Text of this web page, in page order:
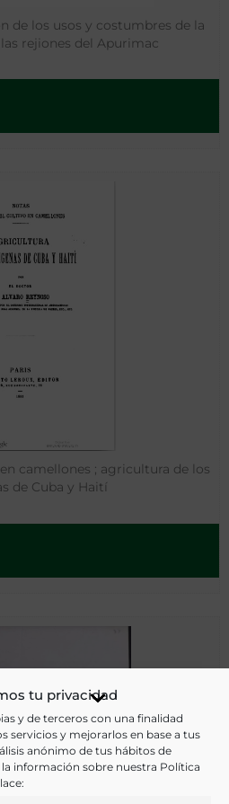
tu privacidad
y de terceros con una finalidad
servicios y mejorarlos en base a tus
anónimo de tus hábitos de
información sobre nuestra Política
de los usos y costumbres de la
rejiones del Apurimac
camellones ; agricultura de los
de Cuba y Haití